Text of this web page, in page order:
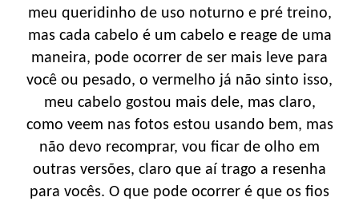
meu queridinho de uso noturno e pré treino,
mas cada cabelo é um cabelo e reage de uma
maneira, pode ocorrer de ser mais leve para
você ou pesado, o vermelho já não sinto isso,
meu cabelo gostou mais dele, mas claro,
como veem nas fotos estou usando bem, mas
não devo recomprar, vou ficar de olho em
outras versões, claro que aí trago a resenha
para vocês. O que pode ocorrer é que os fios